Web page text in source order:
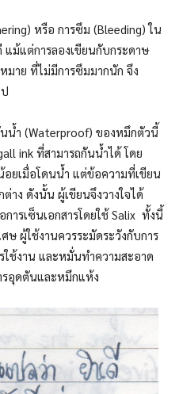
หรือ การซึม (Bleeding) ใน
ม้แต่การลองเขียนกับกระดาษ
มาย ที่ไม่มีการซึมมากนัก จึง
า (Waterproof) ของหมึกตัวนี้
ink ที่สามารถกันนํ้าได้ โดย
อยเมื่อโดนนํ้า แต่ข้อความที่เขียน
าง ดังนั้น ผู้เขียนจึงวางใจได้
ารเซ็นเอกสารโดยใช้ Salix ทั้งนี้
ผู้ใช้งานควรระมัดระวังกับการ
ช้งาน และหมั่นทำความสะอาด
อุดตันและหมึกแห้ง